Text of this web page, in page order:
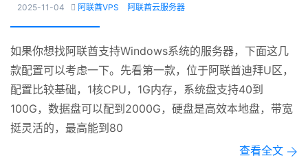
2025-11-04  阿联酋VPS 阿联酋云服务器
如果你想找阿联酋支持Windows系统的服务器，下面这几
款配置可以考虑一下。先看第一款，位于阿联酋迪拜U区，
配置比较基础，1核CPU，1G内存，系统盘支持40到
100G，数据盘可以配到2000G，硬盘是高效本地盘，带宽
挺灵活的，最高能到80
查看全文